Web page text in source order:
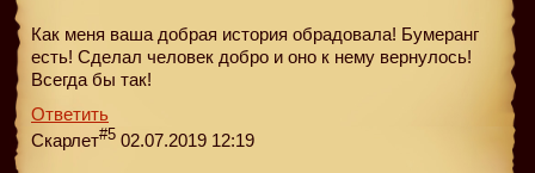
Как меня ваша добрая история обрадовала! Бумеранг
есть! Сделал человек добро и оно к нему вернулось!
Всегда бы так!
Ответить
Скарлет#5 02.07.2019 12:19